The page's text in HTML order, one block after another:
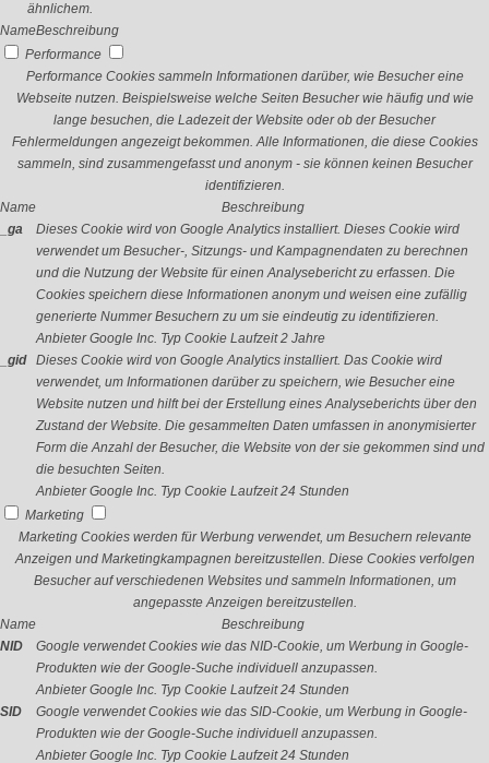
ähnlichem.
NameBeschreibung
Performance
Performance Cookies sammeln Informationen darüber, wie Besucher eine
Webseite nutzen. Beispielsweise welche Seiten Besucher wie häufig und wie
lange besuchen, die Ladezeit der Website oder ob der Besucher
Fehlermeldungen angezeigt bekommen. Alle Informationen, die diese Cookies
sammeln, sind zusammengefasst und anonym - sie können keinen Besucher
identifizieren.
Name
Beschreibung
_ga
Dieses Cookie wird von Google Analytics installiert. Dieses Cookie wird
verwendet um Besucher-, Sitzungs- und Kampagnendaten zu berechnen
und die Nutzung der Website für einen Analysebericht zu erfassen. Die
Cookies speichern diese Informationen anonym und weisen eine zufällig
generierte Nummer Besuchern zu um sie eindeutig zu identifizieren.
Anbieter Google Inc. Typ Cookie Laufzeit 2 Jahre
_gid
Dieses Cookie wird von Google Analytics installiert. Das Cookie wird
verwendet, um Informationen darüber zu speichern, wie Besucher eine
Website nutzen und hilft bei der Erstellung eines Analyseberichts über den
Zustand der Website. Die gesammelten Daten umfassen in anonymisierter
Form die Anzahl der Besucher, die Website von der sie gekommen sind und
die besuchten Seiten.
Anbieter Google Inc. Typ Cookie Laufzeit 24 Stunden
Marketing
Marketing Cookies werden für Werbung verwendet, um Besuchern relevante
Anzeigen und Marketingkampagnen bereitzustellen. Diese Cookies verfolgen
Besucher auf verschiedenen Websites und sammeln Informationen, um
angepasste Anzeigen bereitzustellen.
Name
Beschreibung
NID
Google verwendet Cookies wie das NID-Cookie, um Werbung in Google-
Produkten wie der Google-Suche individuell anzupassen.
Anbieter Google Inc. Typ Cookie Laufzeit 24 Stunden
SID
Google verwendet Cookies wie das SID-Cookie, um Werbung in Google-
Produkten wie der Google-Suche individuell anzupassen.
Anbieter Google Inc. Typ Cookie Laufzeit 24 Stunden